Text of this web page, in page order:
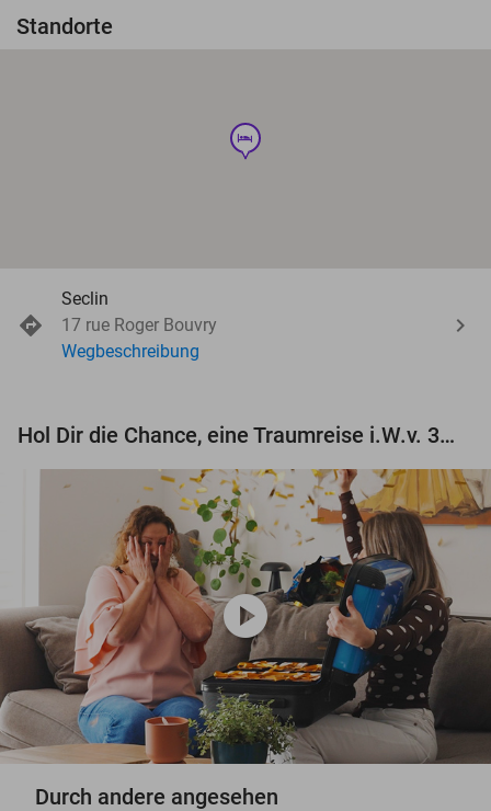
Standorte
hotel
Seclin
17 rue Roger Bouvry
Wegbeschreibung
Hol Dir die Chance, eine Traumreise i.W.v. 3.000 € zu gewinnen!
play_circle
Durch andere angesehen